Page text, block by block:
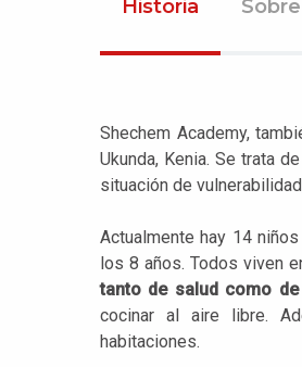
Historia
Shechem Academy,
Ukunda, Kenia. Se trata
situación de
Actualmente hay 14
los 8 años. Todos viven
tanto de salud como
cocinar al aire libre.
habitaciones.